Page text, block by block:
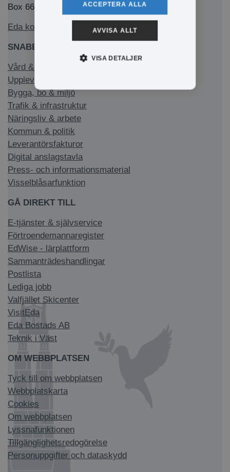
Box 66, 673 22 Charlottenberg
Eda kommun på Facebook
SNABBLÄNKAR
Vård & stöd
Uppleva & göra
Bygga, bo & miljö
Trafik & infrastruktur
Näringsliv & arbete
Kommun & politik
Leverantörsfakturor
Digital anslagstavla
Press- och informationsmaterial
Visselblåsarfunktion
GÅ DIREKT TILL
E-tjänster & självservice
Förtroendemannaregister
EdWise - lärplattform
Sammanträdeshandlingar
Postlista
Lediga jobb
Valfjället Skicenter
VisitEda
Eda Bostads AB
Teknik i Väst
OM WEBBPLATSEN
Tyck till om webbplatsen
Webbplatskarta
Cookies
Om webbplatsen
Lyssnafunktionen
Tillgänglighetsredogörelse
Personuppgifter och dataskydd
ACCEPTERA ALLA
AVVISA ALLT
VISA DETALJER